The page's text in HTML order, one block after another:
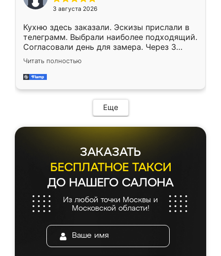
3 августа 2026
Кухню здесь заказали. Эскизы прислали в
телеграмм. Выбрали наиболее подходящий.
Согласовали день для замера. Через 3
недели кухня была уже готова. Остались
довольны работой. Спасибо Ренессанс
мебель за качественную работу!
Читать полностью
Еще
ЗАКАЗАТЬ
БЕСПЛАТНОЕ ТАКСИ
ДО НАШЕГО САЛОНА
Из любой точки Москвы и
Московской области!